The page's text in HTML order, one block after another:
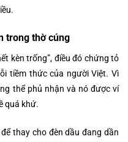
trong thờ cúng
kèn trống”, điều đó chứng tỏ
tiềm thức của người Việt. Vì
thể phủ nhận và nó được ví
quá khứ.
thay cho đèn dầu đang dần